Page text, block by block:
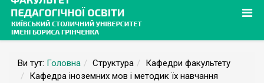
Ви тут: Головна Структура
Кафедри факультету
Кафедра іноземних мов і методик їх навчання